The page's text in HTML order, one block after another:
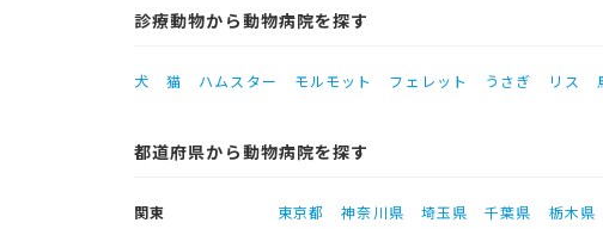
診療動物から動物病院を探す
犬 猫 ハムスター モルモット フェレット うさぎ リス
都道府県から動物病院を探す
関東 東京都 神奈川県 埼玉県 千葉県 栃木県